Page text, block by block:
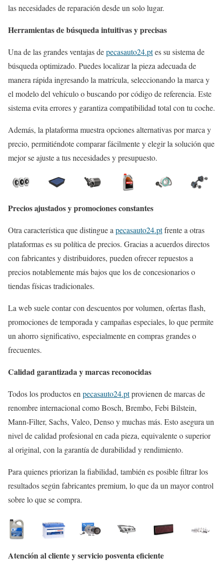
las necesidades de reparación desde un solo lugar.
Herramientas de búsqueda intuitivas y precisas
Una de las grandes ventajas depecasauto24.ptes su sistema de
búsqueda optimizado. Puedes localizar la pieza adecuada de
manera rápida ingresando la matrícula, seleccionando la marca y
el modelo del vehículo o buscando por código de referencia. Este
sistema evita errores y garantiza compatibilidad total con tu coche.
Además, la plataforma muestra opciones alternativas por marca y
precio, permitiéndote comparar fácilmente y elegir la solución que
mejor se ajuste a tus necesidades y presupuesto.
Precios ajustados y promociones constantes
Otra característica que distingue a pecasauto24.ptfrente a otras
plataformas es su política de precios. Gracias a acuerdos directos
con fabricantes y distribuidores, pueden ofrecer repuestos a
precios notablemente más bajos que los de concesionarios o
tiendas físicas tradicionales.
La web suele contar con descuentos por volumen, ofertas flash,
promociones de temporada y campañas especiales, lo que permite
un ahorro significativo, especialmente en compras grandes o
frecuentes.
Calidad garantizada y marcas reconocidas
Todos los productos en pecasauto24.ptprovienen de marcas de
renombre internacional como Bosch, Brembo, Febi Bilstein,
Mann-Filter, Sachs, Valeo, Denso y muchas más. Esto asegura un
nivel de calidad profesional en cada pieza, equivalente o superior
al original, con la garantía de durabilidad y rendimiento.
Para quienes priorizan la fiabilidad, también es posible filtrar los
resultados según fabricantes premium, lo que da un mayor control
sobre lo que se compra.
Atención al cliente y servicio posventa eficiente